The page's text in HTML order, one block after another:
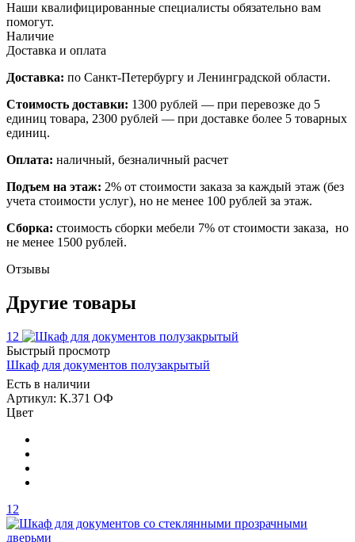
Наши квалифицированные специалисты обязательно вам
помогут.
Наличие
Доставка и оплата
Доставка: по Санкт-Петербургу и Ленинградской области.
Стоимость доставки: 1300 рублей — при перевозке до 5
единиц товара, 2300 рублей — при доставке более 5 товарных
единиц.
Оплата: наличный, безналичный расчет
Подъем на этаж: 2% от стоимости заказа за каждый этаж (без
учета стоимости услуг), но не менее 100 рублей за этаж.
Сборка: стоимость сборки мебели 7% от стоимости заказа, но
не менее 1500 рублей.
Отзывы
Другие товары
12
Быстрый просмотр
Шкаф для документов полузакрытый
Есть в наличии
Артикул: К.371 ОФ
Цвет
12